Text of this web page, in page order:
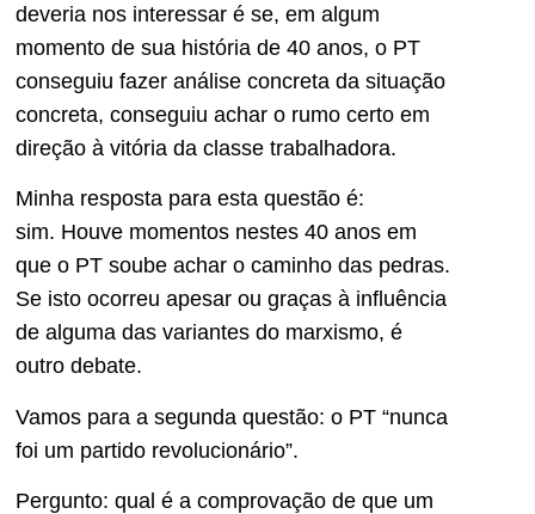
deveria nos interessar é se, em algum
momento de sua história de 40 anos, o PT
conseguiu fazer análise concreta da situação
concreta, conseguiu achar o rumo certo em
direção à vitória da classe trabalhadora.
Minha resposta para esta questão é:
sim. Houve momentos nestes 40 anos em
que o PT soube achar o caminho das pedras.
Se isto ocorreu apesar ou graças à influência
de alguma das variantes do marxismo, é
outro debate.
Vamos para a segunda questão: o PT “nunca
foi um partido revolucionário”.
Pergunto: qual é a comprovação de que um